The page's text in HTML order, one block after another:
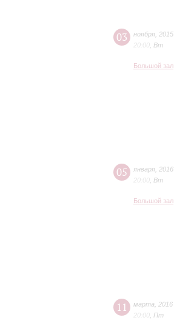
03 ноября 2015
20:00 Вт
Большой зал
05 января 2016
20:00 Вт
Большой зал
11 марта
2016
20:00 Пт